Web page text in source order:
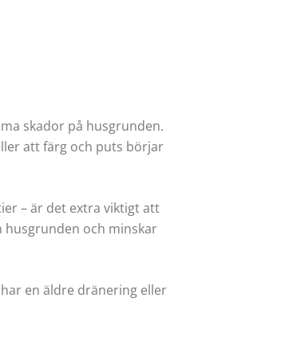
skador på husgrunden.
att färg och puts börjar
– är det extra viktigt att
husgrunden och minskar
en äldre dränering eller